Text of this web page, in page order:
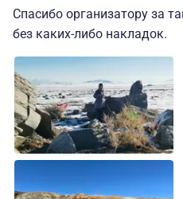
Спасибо организатору за
без каких-либо накладок.